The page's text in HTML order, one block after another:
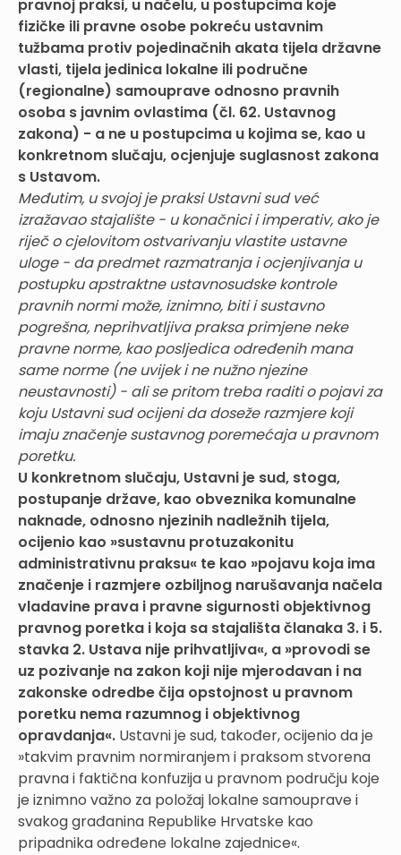
pravnoj praksi, u načelu, u postupcima koje
fizičke ili pravne osobe pokreću ustavnim
tužbama protiv pojedinačnih akata tijela državne
vlasti, tijela jedinica lokalne ili područne
(regionalne) samouprave odnosno pravnih
osoba s javnim ovlastima (čl. 62. Ustavnog
zakona) - a ne u postupcima u kojima se, kao u
konkretnom slučaju, ocjenjuje suglasnost zakona
s Ustavom.
Međutim, u svojoj je praksi Ustavni sud već
izražavao stajalište - u konačnici i imperativ, ako je
riječ o cjelovitom ostvarivanju vlastite ustavne
uloge - da predmet razmatranja i ocjenjivanja u
postupku apstraktne ustavnosudske kontrole
pravnih normi može, iznimno, biti i sustavno
pogrešna, neprihvatljiva praksa primjene neke
pravne norme, kao posljedica određenih mana
same norme (ne uvijek i ne nužno njezine
neustavnosti) - ali se pritom treba raditi o pojavi za
koju Ustavni sud ocijeni da doseže razmjere koji
imaju značenje sustavnog poremećaja u pravnom
poretku.
U konkretnom slučaju, Ustavni je sud, stoga,
postupanje države, kao obveznika komunalne
naknade, odnosno njezinih nadležnih tijela,
ocijenio kao »sustavnu protuzakonitu
administrativnu praksu« te kao »pojavu koja ima
značenje i razmjere ozbiljnog narušavanja načela
vladavine prava i pravne sigurnosti objektivnog
pravnog poretka i koja sa stajališta članaka 3. i 5.
stavka 2. Ustava nije prihvatljiva«, a »provodi se
uz pozivanje na zakon koji nije mjerodavan i na
zakonske odredbe čija opstojnost u pravnom
poretku nema razumnog i objektivnog
opravdanja«. Ustavni je sud, također, ocijenio da je
»takvim pravnim normiranjem i praksom stvorena
pravna i faktična konfuzija u pravnom području koje
je iznimno važno za položaj lokalne samouprave i
svakog građanina Republike Hrvatske kao
pripadnika određene lokalne zajednice«.